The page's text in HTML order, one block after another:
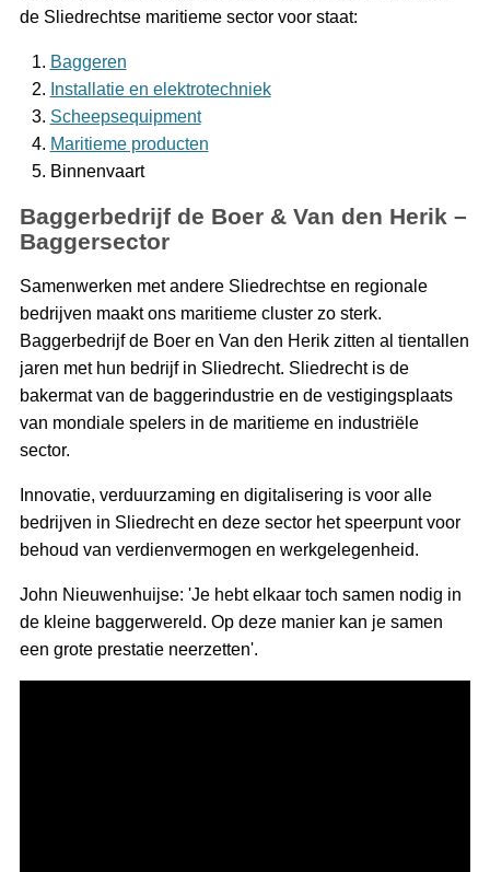
de Sliedrechtse maritieme sector voor staat:
Baggeren
Installatie en elektrotechniek
Scheepsequipment
Maritieme producten
Binnenvaart
Baggerbedrijf de Boer & Van den Herik –
Baggersector
Samenwerken met andere Sliedrechtse en regionale
bedrijven maakt ons maritieme cluster zo sterk.
Baggerbedrijf de Boer en Van den Herik zitten al tientallen
jaren met hun bedrijf in Sliedrecht. Sliedrecht is de
bakermat van de baggerindustrie en de vestigingsplaats
van mondiale spelers in de maritieme en industriële
sector.
Innovatie, verduurzaming en digitalisering is voor alle
bedrijven in Sliedrecht en deze sector het speerpunt voor
behoud van verdienvermogen en werkgelegenheid.
John Nieuwenhuijse: 'Je hebt elkaar toch samen nodig in
de kleine baggerwereld. Op deze manier kan je samen
een grote prestatie neerzetten'.